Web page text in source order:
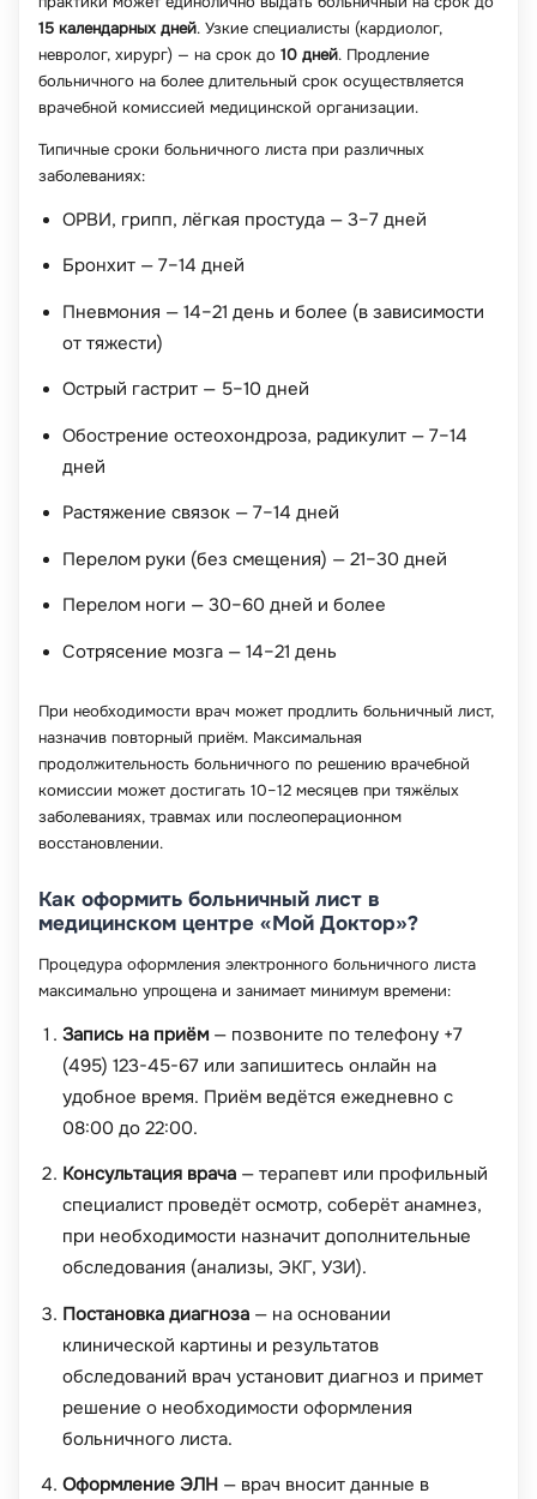
15 календарных дней. Узкие специалисты (кардиолог,
невролог, хирург) — на срок до 10 дней. Продление
больничного на более длительный срок осуществляется
врачебной комиссией медицинской организации.
Типичные сроки больничного листа при различных
заболеваниях:
ОРВИ, грипп, лёгкая простуда — 3–7 дней
Бронхит — 7–14 дней
Пневмония — 14–21 день и более (в зависимости
от тяжести)
Острый гастрит — 5–10 дней
Обострение остеохондроза, радикулит — 7–14
дней
Растяжение связок — 7–14 дней
Перелом руки (без смещения) — 21–30 дней
Перелом ноги — 30–60 дней и более
Сотрясение мозга — 14–21 день
При необходимости врач может продлить больничный лист,
назначив повторный приём. Максимальная
продолжительность больничного по решению врачебной
комиссии может достигать 10–12 месяцев при тяжёлых
заболеваниях, травмах или послеоперационном
восстановлении.
Как оформить больничный лист в
медицинском центре «Мой Доктор»?
Процедура оформления электронного больничного листа
максимально упрощена и занимает минимум времени:
Запись на приём — позвоните по телефону +7
(495) 123-45-67 или запишитесь онлайн на
удобное время. Приём ведётся ежедневно с
08:00 до 22:00.
Консультация врача — терапевт или профильный
специалист проведёт осмотр, соберёт анамнез,
при необходимости назначит дополнительные
обследования (анализы, ЭКГ, УЗИ).
Постановка диагноза — на основании
клинической картины и результатов
обследований врач установит диагноз и примет
решение о необходимости оформления
больничного листа.
Оформление ЭЛН — врач вносит данные в